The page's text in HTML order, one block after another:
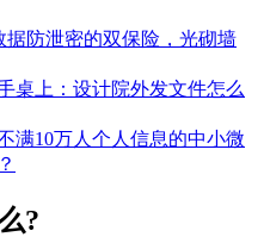
防泄密的双保险，光砌墙
桌上：设计院外发文件怎么
满10万人个人信息的中小微
?